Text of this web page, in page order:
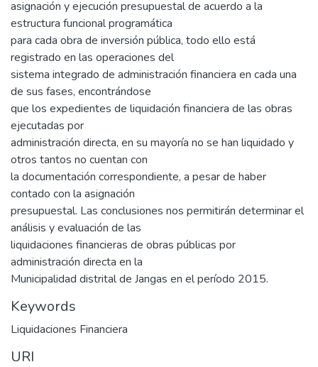
asignación y ejecución presupuestal de acuerdo a la
estructura funcional programática
para cada obra de inversión pública, todo ello está
registrado en las operaciones del
sistema integrado de administración financiera en cada una
de sus fases, encontrándose
que los expedientes de liquidación financiera de las obras
ejecutadas por
administración directa, en su mayoría no se han liquidado y
otros tantos no cuentan con
la documentación correspondiente, a pesar de haber
contado con la asignación
presupuestal. Las conclusiones nos permitirán determinar el
análisis y evaluación de las
liquidaciones financieras de obras públicas por
administración directa en la
Municipalidad distrital de Jangas en el período 2015.
Keywords
Liquidaciones Financiera
URI